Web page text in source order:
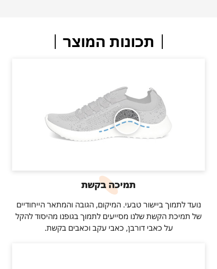
תכונות המוצר
תמיכה בקשת
נועד לתמוך ביישור טבעי. המיקום, הגובה והמתאר הייחודיים
של תמיכת הקשת שלנו מסייעים לתמוך בגופנו מהיסוד להקל
על כאבי דורבן, כאבי עקב וכאבים בקשת.